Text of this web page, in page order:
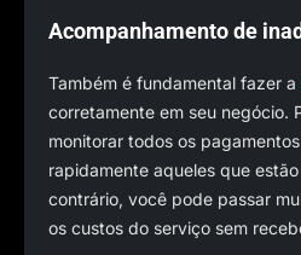
Acompanhamento de
Também é fundamental fazer a
corretamente em seu negócio.
monitorar todos os
rapidamente aqueles que
contrário, você pode passar
os custos do serviço sem